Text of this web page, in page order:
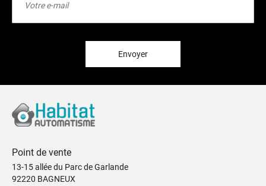
Envoyer
Point de vente
13-15 allée du Parc de Garlande
92220 BAGNEUX